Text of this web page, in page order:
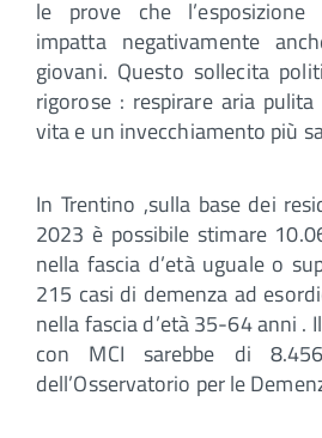
le prove che
impatta negativamente
giovani. Questo sollecita
rigorose : respirare aria
vita e un invecchiamento più
In Trentino ,sulla base dei
2023 è possibile stimare
nella fascia d’età uguale o
215 casi di demenza ad
nella fascia d’età 35-64 anni .
con MCI sarebbe di
dell’Osservatorio per le